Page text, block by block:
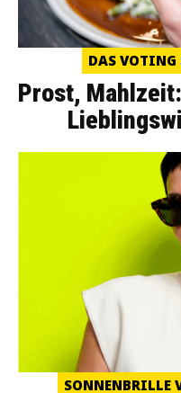
DAS VOTING
Prost,
SONNENBRILLE